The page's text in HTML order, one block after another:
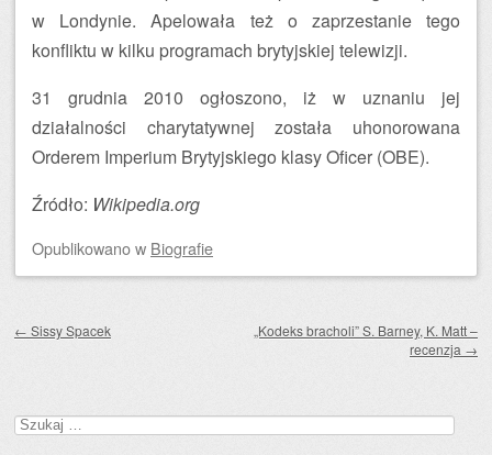
w Londynie. Apelowała też o zaprzestanie tego
konfliktu w kilku programach brytyjskiej telewizji.
31 grudnia 2010 ogłoszono, iż w uznaniu jej
działalności charytatywnej została uhonorowana
Orderem Imperium Brytyjskiego klasy Oficer (OBE).
Źródło: Wikipedia.org
Opublikowanow Biografie
← Sissy Spacek
„Kodeks bracholi” S. Barney, K. Matt –
recenzja →
Szukaj: